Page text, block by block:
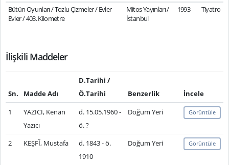
Bütün Oyunları / Tozlu Çizmeler / Evler
Evler / 403. Kilometre
Mitos Yayınları /
İstanbul
1993 Tiyatro
İlişkili Maddeler
Sn. Madde Adı
D.Tarihi /
Ö.Tarihi
Benzerlik
İncele
1
YAZICI, Kenan
Yazıcı
d. 15.05.1960 -
ö. ?
Doğum Yeri Görüntüle
2 KEŞFȊ, Mustafa
d. 1843 - ö.
1910
Doğum Yeri Görüntüle